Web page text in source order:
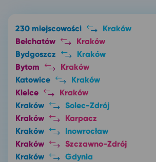
230 miejscowości
Kraków
Bełchatów
Kraków
Bydgoszcz
Kraków
Bytom
Kraków
Katowice
Kraków
Kielce
Kraków
Kraków
Solec-Zdrój
Kraków
Karpacz
Kraków
Inowrocław
Kraków
Szczawno-Zdrój
Kraków
Gdynia